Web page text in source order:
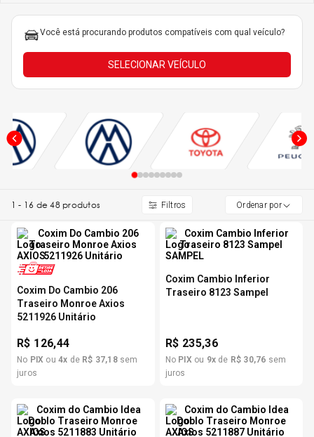
Você está procurando produtos compatíveis com qual veículo?
SELECIONAR VEÍCULO
1 - 16 de48produtos Ordenar por
Coxim Do Cambio 206
Traseiro Monroe Axios
5211926 Unitário
R$ 126,44
No PIX ou4x de R$ 37,18sem
juros
Coxim Cambio Inferior
Traseiro 8123 Sampel
R$ 235,36
No PIX ou 9xde R$ 30,76 sem
juros
º 205 55r16
10º 175 65 14